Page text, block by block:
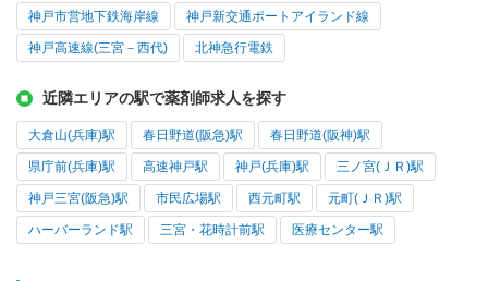
神戸市営地下鉄海岸線 神戸新交通ポートアイランド線
神戸高速線(三宮－西代) 北神急行電鉄
近隣エリアの駅で薬剤師求人を探す
大倉山(兵庫)駅 春日野道(阪急)駅 春日野道(阪神)駅
県庁前(兵庫)駅 高速神戸駅 神戸(兵庫)駅 三ノ宮(ＪＲ)駅
神戸三宮(阪急)駅 市民広場駅 西元町駅 元町(ＪＲ)駅
ハーバーランド駅 三宮・花時計前駅 医療センター駅